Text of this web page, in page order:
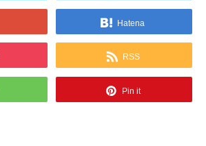
Hatena
RSS
Pin it